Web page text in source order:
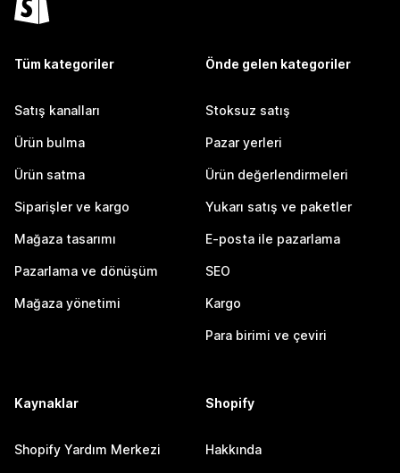
Tüm kategoriler
Satış kanalları
Ürün bulma
Ürün satma
Siparişler ve kargo
Mağaza tasarımı
Pazarlama ve dönüşüm
Mağaza yönetimi
Önde gelen kategoriler
Stoksuz satış
Pazar yerleri
Ürün değerlendirmeleri
Yukarı satış ve paketler
E-posta ile pazarlama
SEO
Kargo
Para birimi ve çeviri
Kaynaklar
Shopify Yardım Merkezi
Shopify
Hakkında